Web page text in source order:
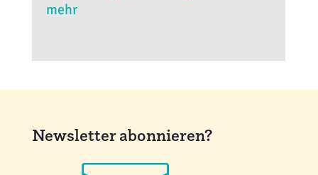
mehr
Newsletter abonnieren?